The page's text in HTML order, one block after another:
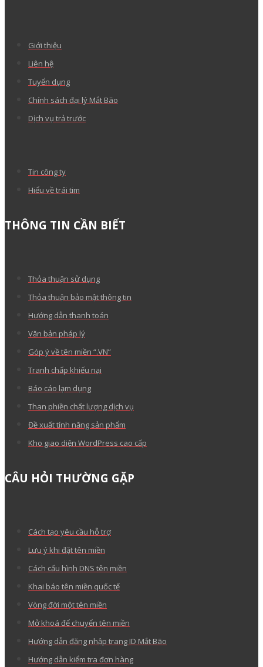
Giới thiệu
Liên hệ
Tuyển dụng
Chính sách đại lý Mắt Bão
Dịch vụ trả trước
Tin công ty
Hiểu về trái tim
THÔNG TIN CẦN BIẾT
Thỏa thuận sử dụng
Thỏa thuận bảo mật thông tin
Hướng dẫn thanh toán
Văn bản pháp lý
Góp ý về tên miền “.VN”
Tranh chấp khiếu nại
Báo cáo lạm dụng
Than phiền chất lượng dịch vụ
Đề xuất tính năng sản phẩm
Kho giao diện WordPress cao cấp
CÂU HỎI THƯỜNG GẶP
Cách tạo yêu cầu hỗ trợ
Lưu ý khi đặt tên miền
Cách cấu hình DNS tên miền
Khai báo tên miền quốc tế
Vòng đời một tên miền
Mở khoá để chuyển tên miền
Hướng dẫn đăng nhập trang ID Mắt Bão
Hướng dẫn kiểm tra đơn hàng